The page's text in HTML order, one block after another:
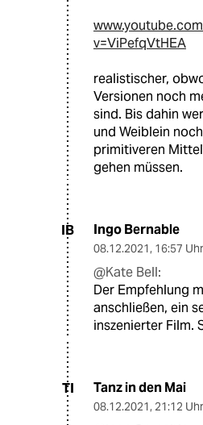
v=ViPefqVtHEA
realistischer,
Versionen noch
sind. Bis dahin
und Weiblein
primitiveren
gehen müssen.
IB Ingo Bernable
08.12.2021, 16:57 Uhr
@Kate Bell:
Der Empfehlung
anschließen, ein
inszenierter Film.
TI Tanz in den Mai
08.12.2021, 21:12 Uhr